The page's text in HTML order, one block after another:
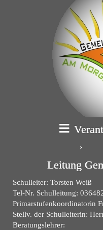
Leitung
Schulleiter: Torsten Weiß
Tel-Nr. Schulleitung:
Primarstufenkoordinatorin
Stellv. der Schulleiterin:
Beratungslehrer: